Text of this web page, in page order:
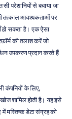
परेशानियों से बचाया जा
तत्काल आवश्यकताओं पर
हो सकता है। एक ऐसा
की तलाश करें जो
उपकरण प्रदान करते हैं
कंपनियों के लिए,
शामिल होती है। यह इसे
मस्तिष्क डेटा संग्रह को